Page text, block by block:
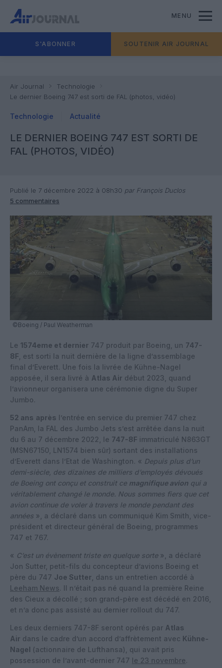
MENU
S'ABONNER SOUTENIR AIR JOURNAL
Air Journal
Technologie
Le dernier Boeing 747 est sorti de FAL (photos, vidéo)
Technologie Actualité
LE DERNIER BOEING 747 EST SORTI DE
FAL (PHOTOS, VIDÉO)
Publié le 7 décembre 2022 à 08h30 par François Duclos
5 commentaires
©Boeing / Paul Weatherman
Le 1574eme et dernier 747 produit par Boeing, un 747-
8F , est sorti la nuit dernière de la ligne d’assemblage
final d’Everett. Une fois la livrée de Kühne-Nagel
apposée, il sera livré à Atlas Air début 2023, quand
l’avionneur organisera une cérémonie digne du Super
Jumbo.
52 ans après l’entrée en service du premier 747 chez
PanAm, la FAL des Jumbo Jets s’est arrêtée dans la nuit
du 6 au 7 décembre 2022, le 747-8F immatriculé N863GT
(MSN67150, LN1574 bien sûr) sortant des installations
d’Everett dans l’Etat de Washington. « Depuis plus d’un
demi-siècle, des dizaines de milliers d’employés dévoués
de Boeing ont conçu et construit ce magnifique avion qui a
véritablement changé le monde. Nous sommes fiers que cet
avion continue de voler à travers le monde pendant des
années », a déclaré dans un communiqué Kim Smith, vice-
président et directeur général de Boeing, programmes
747 et 767.
« C’est un évènement triste en quelque sorte », a déclaré
Jon Sutter, petit-fils du concepteur d’avions Boeing et
père du 747 Joe Sutter , dans un entretien accordé à
Leeham News. Il n’était pas né quand la première Reine
des Cieux a décollé ; son grand-père est décédé en 2016,
et n’a donc pas assisté au dernier rollout du 747.
Les deux derniers 747-8F seront opérés par Atlas
Air dans le cadre d’un accord d’affrètement avec Kühne-
Nagel (actionnaire de Lufthansa), qui avait pris
possession de l’avant-dernier 747 le 23 novembre.